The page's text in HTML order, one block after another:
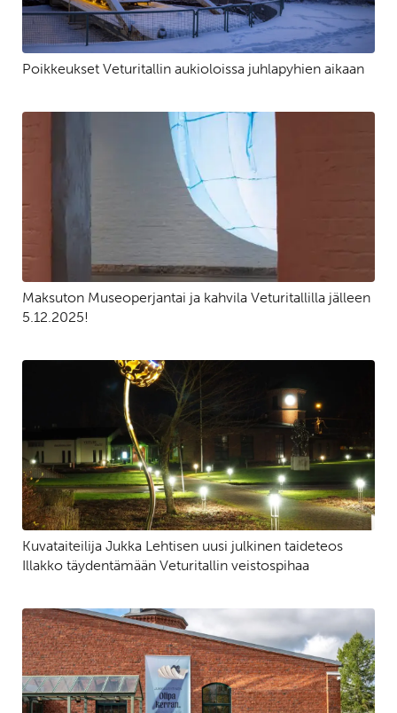
Poikkeukset Veturitallin aukioloissa juhlapyhien aikaan
Maksuton Museoperjantai ja kahvila Veturitallilla jälleen
5.12.2025!
Kuvataiteilija Jukka Lehtisen uusi julkinen taideteos
Illakko täydentämään Veturitallin veistospihaa